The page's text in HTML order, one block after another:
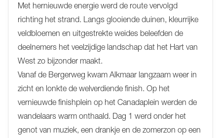
Met hernieuwde energie werd de route vervolgd
richting het strand. Langs glooiende duinen, kleurrijke
veldbloemen en uitgestrekte weides beleefden de
deelnemers het veelzijdige landschap dat het Hart van
West zo bijzonder maakt.
Vanaf de Bergerweg kwam Alkmaar langzaam weer in
zicht en lonkte de welverdiende finish. Op het
vernieuwde finishplein op het Canadaplein werden de
wandelaars warm onthaald. Dag 1 werd onder het
genot van muziek, een drankje en de zomerzon op een